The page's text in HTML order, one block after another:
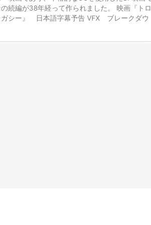
続編が38年経って作られました。 映画『トロ
ガシー』 日本語字幕予告 VFX ブレークダウ